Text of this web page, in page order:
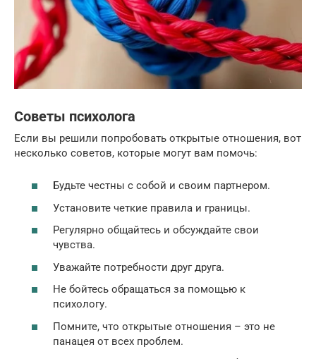
Советы психолога
Если вы решили попробовать открытые отношения, вот
несколько советов, которые могут вам помочь:
Будьте честны с собой и своим партнером.
Установите четкие правила и границы.
Регулярно общайтесь и обсуждайте свои
чувства.
Уважайте потребности друг друга.
Не бойтесь обращаться за помощью к
психологу.
Помните, что открытые отношения – это не
панацея от всех проблем.